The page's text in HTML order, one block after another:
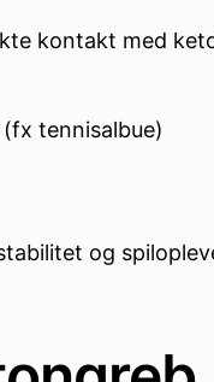
kontakt med
tennisalbue)
og